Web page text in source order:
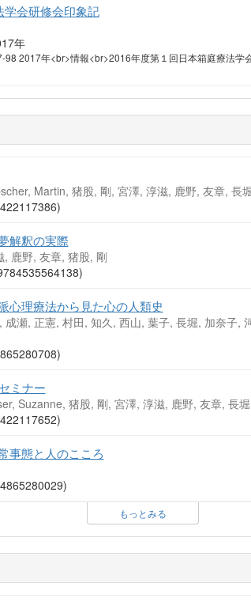
会研修会印象記
年
2017年<br>情報<br>2016年度第１回日本箱庭療法学
Martin, 猪股, 剛, 宮澤, 淳滋, 鹿野, 友章, 長
解釈の実際
鹿野, 友章, 猪股, 剛
心理療法から見た心の人類史
瀬, 正憲, 村田, 知久, 西山, 葉子, 長堀, 加奈子,
ミナー
Suzanne, 猪股, 剛, 宮澤, 淳滋, 鹿野, 友章, 長
事態と人のこころ
もっとみる